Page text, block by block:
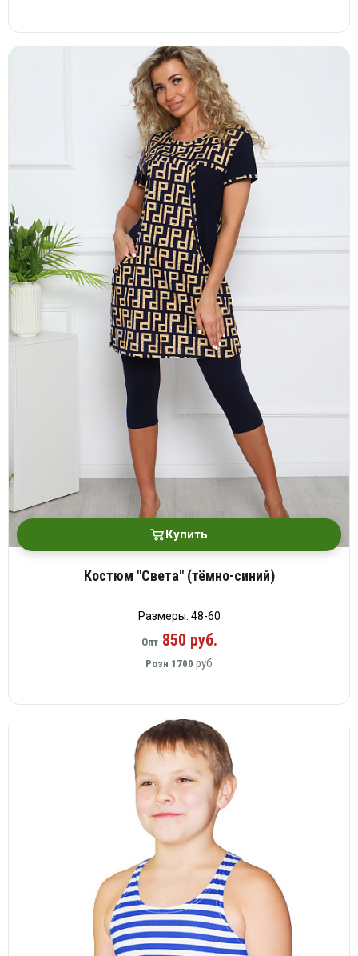
Купить
Костюм "Света" (тёмно-синий)
Размеры: 48-60
Опт850 руб.
Розн 1700 руб